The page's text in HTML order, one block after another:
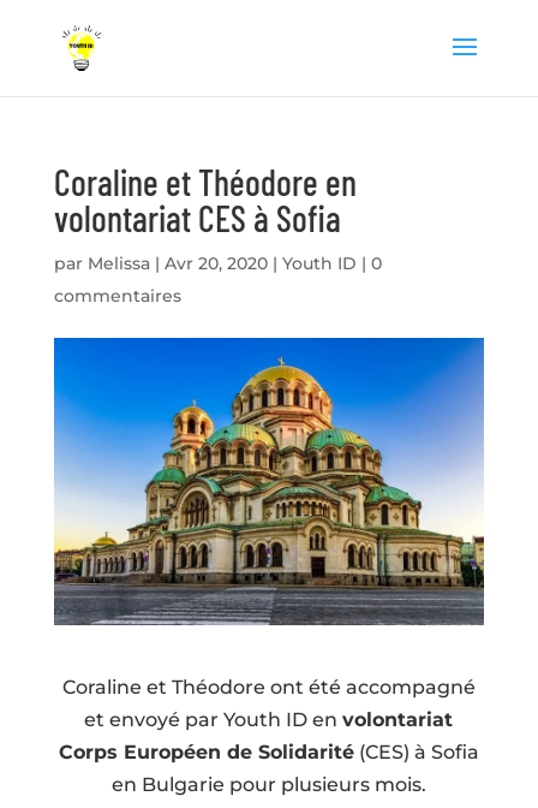
Coraline et Théodore en
volontariat CES à Sofia
par Melissa| Avr 20, 2020| Youth ID | 0
commentaires
Coraline et Théodore ont été accompagné
et envoyé par Youth ID envolontariat
Corps Européen de Solidarité(CES) à Sofia
en Bulgarie pour plusieurs mois.